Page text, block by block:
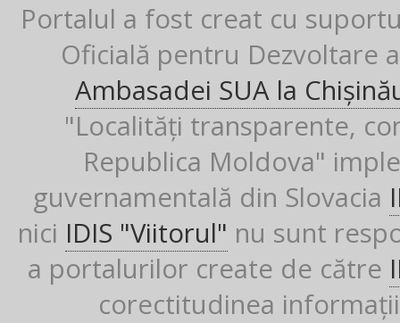
Portalul a fost creat cu
Oficială pentru Dezvoltare
Ambasadei SUA la
"Localități transparente,
Republica Moldova"
guvernamentală din Slovacia
nici IDIS "Viitorul" nu sunt
a portalurilor create de către
corectitudinea